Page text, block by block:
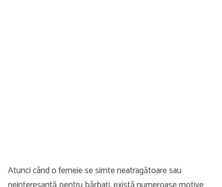
Atunci când o femeie se simte neatragătoare sau